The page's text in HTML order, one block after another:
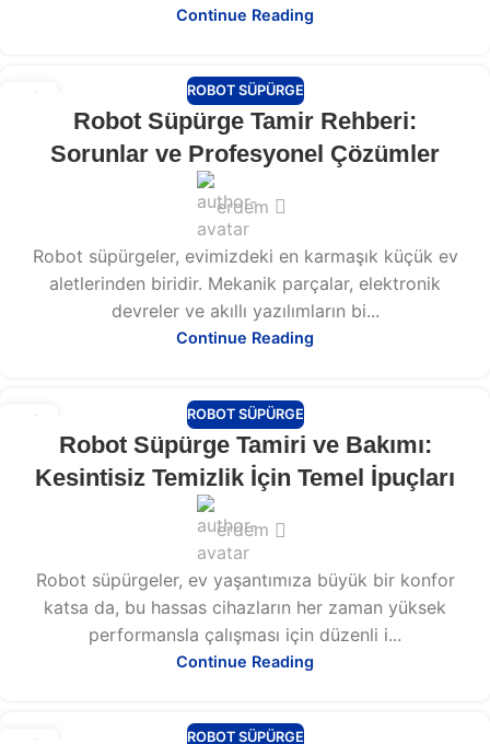
Continue Reading
13 ROBOT SÜPÜRGE
Robot Süpürge Tamir Rehberi:
Sorunlar ve Profesyonel Çözümler
erdem
Robot süpürgeler, evimizdeki en karmaşık küçük ev
aletlerinden biridir. Mekanik parçalar, elektronik
devreler ve akıllı yazılımların bi...
Continue Reading
13 ROBOT SÜPÜRGE
Robot Süpürge Tamiri ve Bakımı:
Kesintisiz Temizlik İçin Temel İpuçları
erdem
Robot süpürgeler, ev yaşantımıza büyük bir konfor
katsa da, bu hassas cihazların her zaman yüksek
performansla çalışması için düzenli i...
Continue Reading
ROBOT SÜPÜRGE